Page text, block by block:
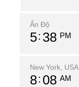
Ấn Độ
5 38 PM
New York, USA
8 08 AM